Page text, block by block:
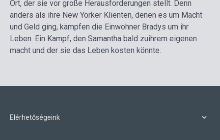
Ort, der sie vor große Herausforderungen stellt. Denn
anders als ihre New Yorker Klienten, denen es um Macht
und Geld ging, kämpfen die Einwohner Bradys um ihr
Leben. Ein Kampf, den Samantha bald zuihrem eigenen
macht und der sie das Leben kosten könnte.
Elérhetőségeink